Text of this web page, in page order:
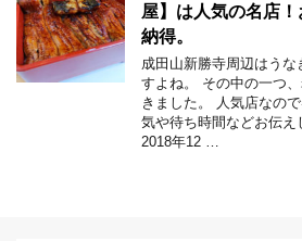
屋】は人気の名店
納得。
成田山新勝寺周辺はうな
すよね。 その中の一つ
きました。 人気店なの
気や待ち時間などお伝
2018年12 …